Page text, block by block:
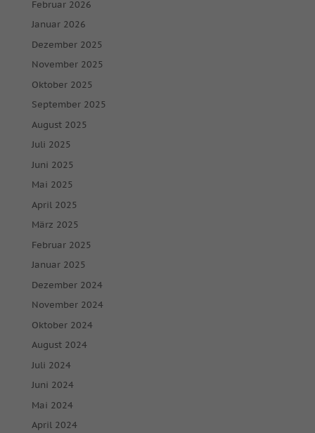
Februar 2026
Januar 2026
Dezember 2025
November 2025
Oktober 2025
September 2025
August 2025
Juli 2025
Juni 2025
Mai 2025
April 2025
März 2025
Februar 2025
Januar 2025
Dezember 2024
November 2024
Oktober 2024
August 2024
Juli 2024
Juni 2024
Mai 2024
April 2024